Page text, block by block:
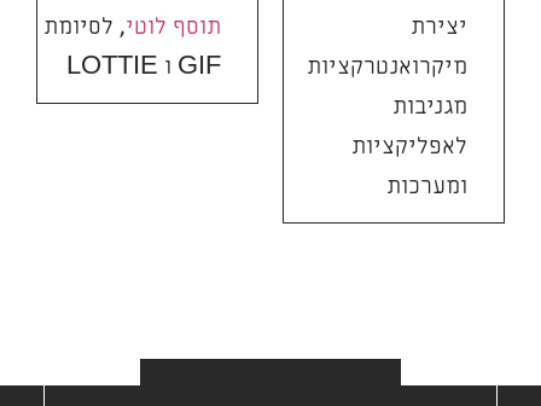
תוסף לוטי, לסיומת
GIF ו LOTTIE
יצירת
מיקרואנטרקציות
מגניבות
לאפליקציות
ומערכות